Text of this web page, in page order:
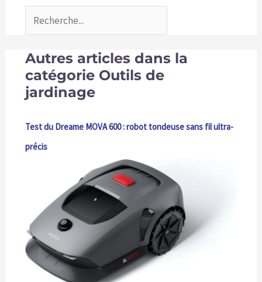
Autres articles dans la
catégorie Outils de
jardinage
Test du Dreame MOVA 600 : robot tondeuse sans fil ultra-
précis